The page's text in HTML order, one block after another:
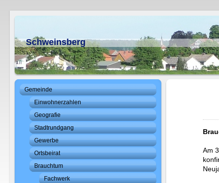
Schweinsberg
Gemeinde
Einwohnerzahlen
Geografie
Stadtrundgang
Gewerbe
Ortsbeirat
Brauchtum
Fachwerk
Am